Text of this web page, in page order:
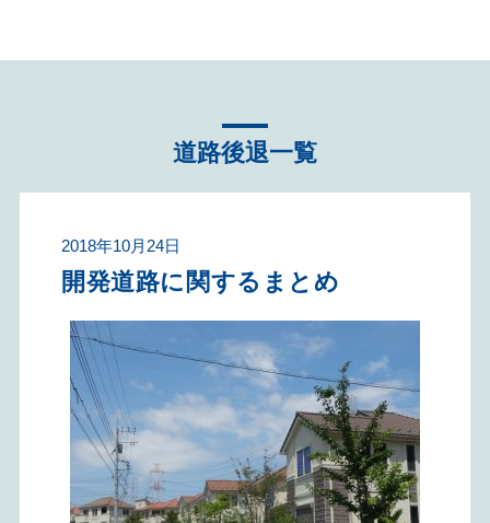
道路後退一覧
2018年10月24日
開発道路に関するまとめ